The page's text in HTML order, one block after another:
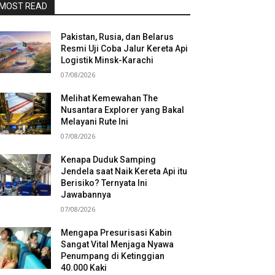
READ
Pakistan, Rusia, dan Belarus
Resmi Uji Coba Jalur Kereta Api
Logistik Minsk-Karachi
07/08/2026
Melihat Kemewahan The
Nusantara Explorer yang Bakal
Melayani Rute Ini
07/08/2026
Kenapa Duduk Samping
Jendela saat Naik Kereta Api itu
Berisiko? Ternyata Ini
Jawabannya
07/08/2026
Mengapa Presurisasi Kabin
Sangat Vital Menjaga Nyawa
Penumpang di Ketinggian
40.000 Kaki